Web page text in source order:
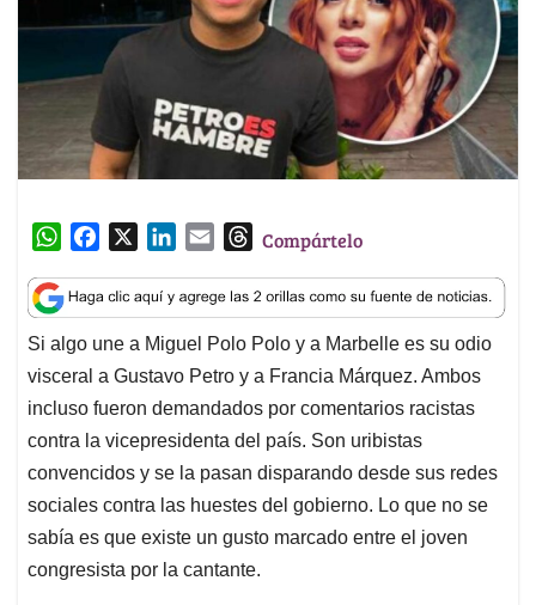
W
a
t
s
A
p
p
c
e
b
o
o
k
n
k
e
d
I
n
a
i
l
T
r
e
a
d
s
Compártelo
Si algo une a Miguel Polo Polo y a Marbelle es su odio
visceral a Gustavo Petro y a Francia Márquez. Ambos
incluso fueron demandados por comentarios racistas
contra la vicepresidenta del país. Son uribistas
convencidos y se la pasan disparando desde sus redes
sociales contra las huestes del gobierno. Lo que no se
sabía es que existe un gusto marcado entre el joven
congresista por la cantante.